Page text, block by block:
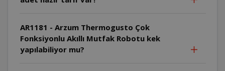
AR1181 - Arzum Thermogusto Çok
Fonksiyonlu Akıllı Mutfak Robotu kek
yapılabiliyor mu?